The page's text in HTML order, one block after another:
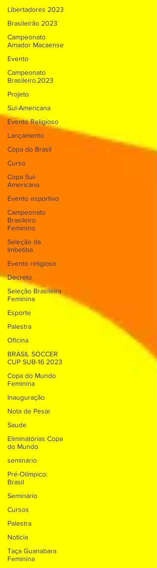
Libertadores 2023
Brasileirão 2023
Campeonato
Amador Macaense
Evento
Campeonato
Brasileiro.2023
Projeto
Sul-Americana
Evento Religioso
Lançamento
Copa do Brasil
Curso
Copa Sul-
Americana
Evento esportivo
Campeonato
Brasileiro
Feminino
Seleção da
Imbetiba
Evento religioso
Decreto
Seleção Brasileira
Feminina
Esporte
Palestra
Oficina
BRASIL SOCCER
CUP SUB-16 2023
Copa do Mundo
Feminina
Inauguração
Nota de Pesar
Saude
Eliminatórias Copa
do Mundo
seminário
Pré-Olímpico:
Brasil
Seminário
Cursos
Palestra
Notícia
Taça Guanabara
Feminina